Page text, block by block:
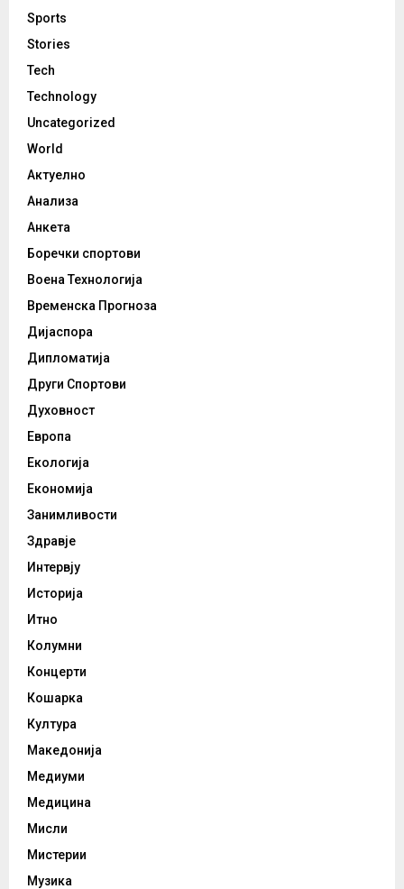
Sports
Stories
Tech
Technology
Uncategorized
World
Актуелно
Анализа
Анкета
Боречки спортови
Воена Технологија
Временска Прогноза
Дијаспора
Дипломатија
Други Спортови
Духовност
Европа
Екологија
Економија
Занимливости
Здравје
Интервју
Историја
Итно
Колумни
Концерти
Кошарка
Култура
Македонија
Медиуми
Медицина
Мисли
Мистерии
Музика